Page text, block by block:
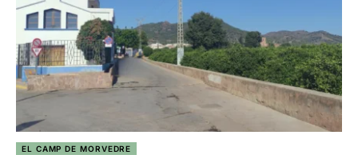
EL CAMP DE MORVEDRE